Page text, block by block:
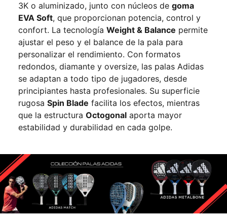
3K o aluminizado, junto con núcleos de goma
EVA Soft, que proporcionan potencia, control y
confort. La tecnología Weight & Balance permite
ajustar el peso y el balance de la pala para
personalizar el rendimiento. Con formatos
redondos, diamante y oversize, las palas Adidas
se adaptan a todo tipo de jugadores, desde
principiantes hasta profesionales. Su superficie
rugosa Spin Blade facilita los efectos, mientras
que la estructura Octogonalaporta mayor
estabilidad y durabilidad en cada golpe.